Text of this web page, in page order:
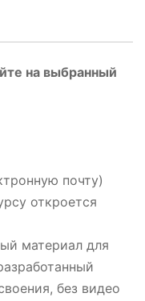
на выбранный
почту)
откроется
материал для
без видео